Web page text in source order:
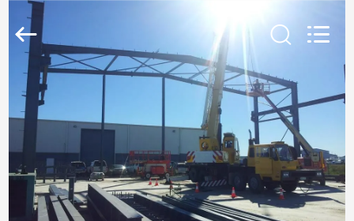
বাড়ি
পণ্য
ভিডিও
Qingdao
Reserved.